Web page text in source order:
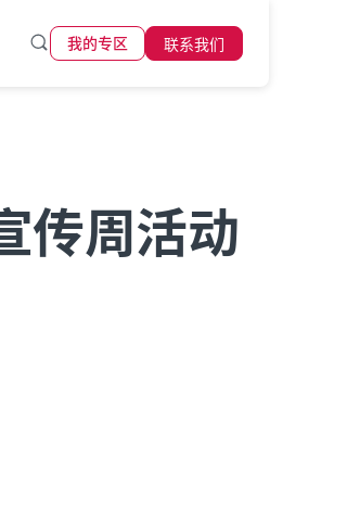
我的专区 联系我们
传周活动